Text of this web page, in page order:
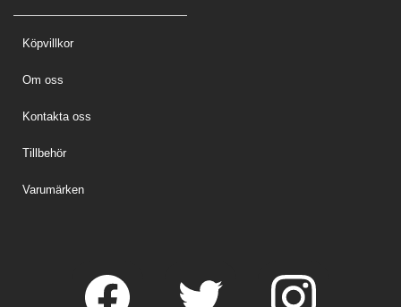
Köpvillkor
Om oss
Kontakta oss
Tillbehör
Varumärken